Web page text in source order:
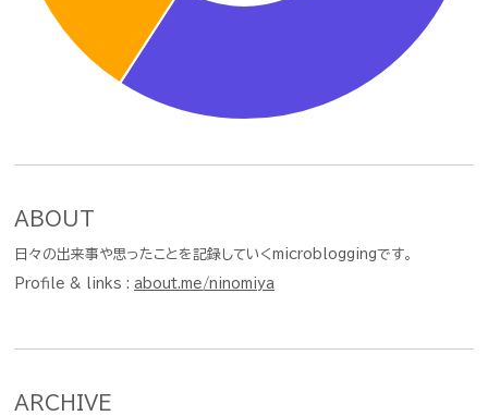
ABOUT
日々の出来事や思ったことを記録していくmicrobloggingです。
Profile & links : about.me/ninomiya
ARCHIVE